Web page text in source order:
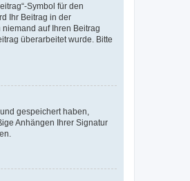
Symbol für den
Ihr Beitrag in der
auf Ihren Beitrag
überarbeitet wurde. Bitte
gespeichert haben,
Anhängen Ihrer Signatur